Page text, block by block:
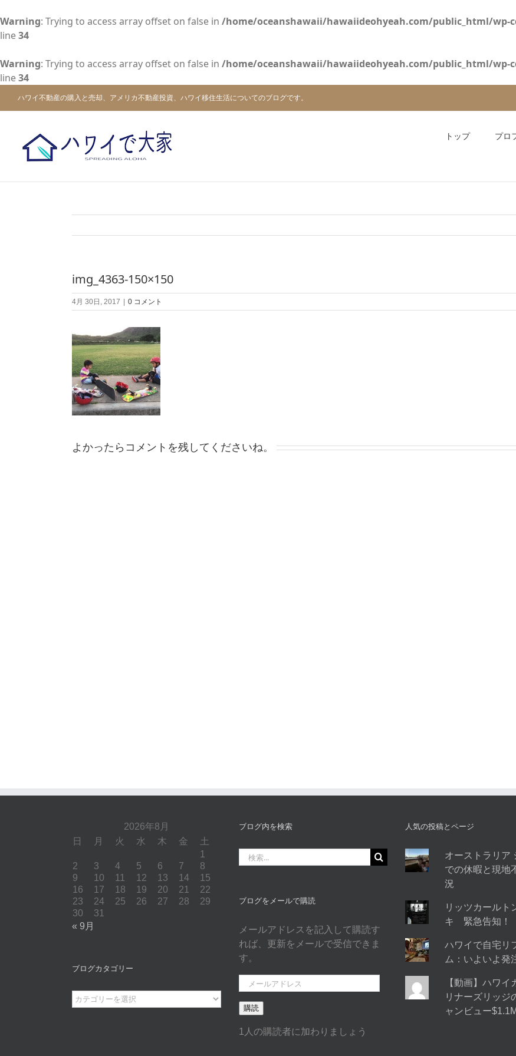
Warning: Trying to access array offset on false in /home/oceanshawaii/hawaiideohyeah.com/public_html/
line34
Warning: Trying to access array offset on false in /home/oceanshawaii/hawaiideohyeah.com/public_html/
line34
ハワイ不動産の購入と売却、アメリカ不動産投資、ハワイ移住生活についてのブログです。
トップ プロ
img_4363-150×150
4月 30日, 2017 0 コメント
よかったらコメントを残してくださいね。
2026年8月
日 月 火 水 木 金 土
1
2
3 4 5 6 7
8
9
10 11 12 13 14
15
16
17 18 19 20 21
22
23
24 25 26 27 28
29
30
31
« 9月
ブログカタゴリー
ブ
ロ
ブログ内を検索
索
ブログをメールで購読
メールアドレスを記入して購読す
れば、更新をメールで受信できま
す。
ー
ル
ド
購読
1人の購読者に加わりましょう
人気の投稿とページ
オーストラリア
での休暇と現地
況
リッツカールト
キ 緊急告知！
ハワイで自宅リ
ム：いよいよ発
【動画】ハワ
リナーズリッジ
ャンビュー$1.1M